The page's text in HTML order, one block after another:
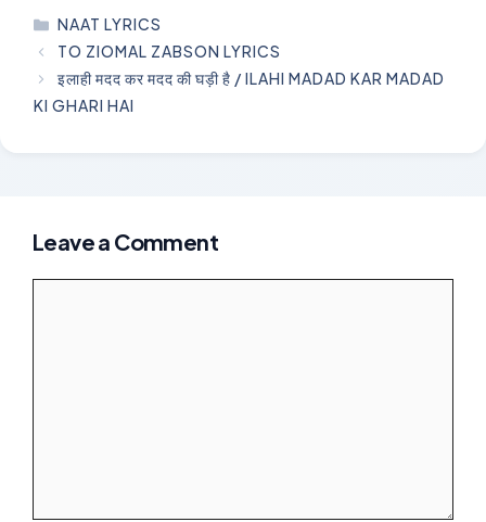
CATEGORIES
NAAT LYRICS
TO ZIOMAL ZABSON LYRICS
इलाही मदद कर मदद की घड़ी है / ILAHI MADAD KAR MADAD
KI GHARI HAI
Leave a Comment